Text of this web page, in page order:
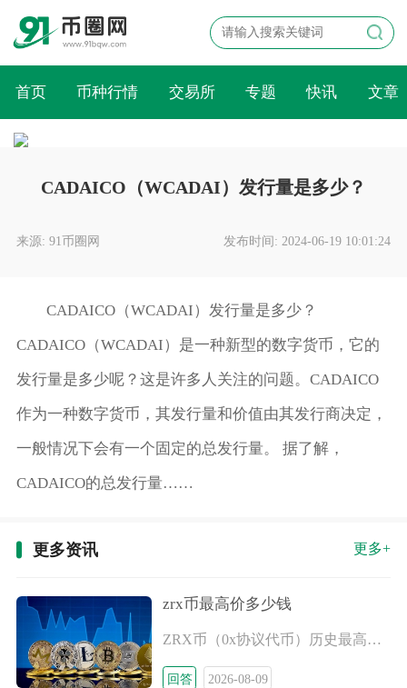
首页 币种行情 交易所 专题 快讯 文章
CADAICO（WCADAI）发行量是多少？
来源: 91币圈网 发布时间: 2024-06-19 10:01:24
CADAICO（WCADAI）发行量是多少？
CADAICO（WCADAI）是一种新型的数字货币，它的
发行量是多少呢？这是许多人关注的问题。CADAICO
作为一种数字货币，其发行量和价值由其发行商决定，
一般情况下会有一个固定的总发行量。 据了解，
CADAICO的总发行量……
更多资讯 更多+
zrx币最高价多少钱
ZRX币（0x协议代币）历史最高价格为2.53美元，折合人民
回答 2026-08-09